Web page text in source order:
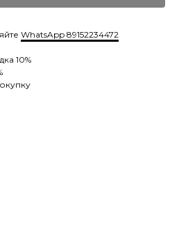
WhatsApp 89152234472
10%